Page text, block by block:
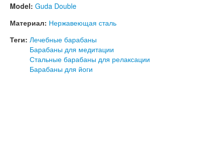
Model: Guda Double
Материал: Нержавеющая сталь
Теги: Лечебные барабаны
Барабаны для медитации
Стальные барабаны для релаксации
Барабаны для йоги